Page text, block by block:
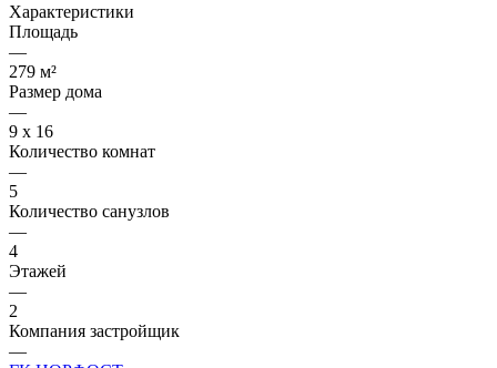
Характеристики
Площадь
—
279 м²
Размер дома
—
9 x 16
Количество комнат
—
5
Количество санузлов
—
4
Этажей
—
2
Компания застройщик
—